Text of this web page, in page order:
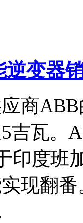
变器
商
吉瓦。
印度班
现翻